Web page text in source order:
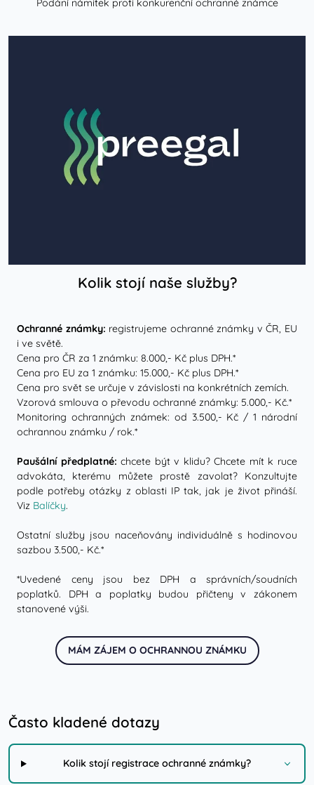
Podání námitek proti konkurenční ochranné známce
Kolik stojí naše služby?
Ochranné známky: registrujeme ochranné známky v ČR, EU
i ve světě.
Cena pro ČR za 1 známku: 8.000,- Kč plus DPH.*
Cena pro EU za 1 známku: 15.000,- Kč plus DPH.*
Cena pro svět se určuje v závislosti na konkrétních zemích.
Vzorová smlouva o převodu ochranné známky: 5.000,- Kč.*
Monitoring ochranných známek: od 3.500,- Kč / 1 národní
ochrannou známku / rok.*
Paušální předplatné: chcete být v klidu? Chcete mít k ruce
advokáta, kterému můžete prostě zavolat? Konzultujte
podle potřeby otázky z oblasti IP tak, jak je život přináší.
Viz Balíčky.
Ostatní služby jsou naceňovány individuálně s hodinovou
sazbou 3.500,- Kč.*
*Uvedené ceny jsou bez DPH a správních/soudních
poplatků. DPH a poplatky budou přičteny v zákonem
stanovené výši.
MÁM ZÁJEM O OCHRANNOU ZNÁMKU
Často kladené dotazy
Kolik stojí registrace ochranné známky?